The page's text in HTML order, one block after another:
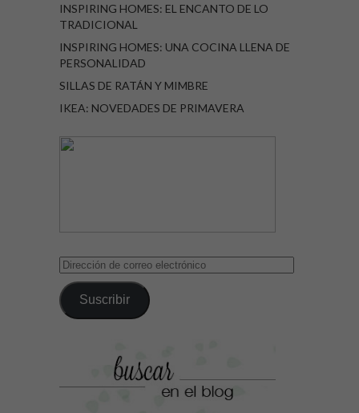
INSPIRING HOMES: EL ENCANTO DE LO
TRADICIONAL
INSPIRING HOMES: UNA COCINA LLENA DE
PERSONALIDAD
SILLAS DE RATÁN Y MIMBRE
IKEA: NOVEDADES DE PRIMAVERA
Dirección
correo
electrónico
Suscribir